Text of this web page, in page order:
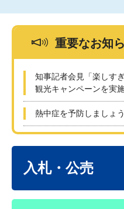
重要なお知
知事記者会見「楽しす
観光キャンペーンを実
熱中症を予防しましょう
入札・公売